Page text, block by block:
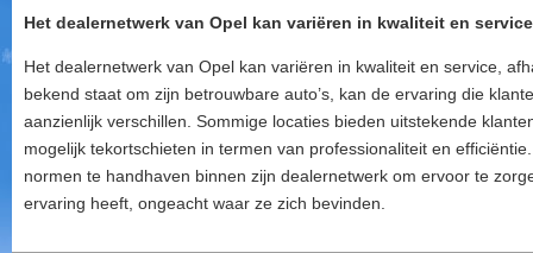
Het dealernetwerk van Opel kan variëren in kwaliteit en
Het dealernetwerk van Opel kan variëren in kwaliteit en service,
bekend staat om zijn betrouwbare auto’s, kan de ervaring die
aanzienlijk verschillen. Sommige locaties bieden uitstekende
mogelijk tekortschieten in termen van professionaliteit en
normen te handhaven binnen zijn dealernetwerk om ervoor te
ervaring heeft, ongeacht waar ze zich bevinden.